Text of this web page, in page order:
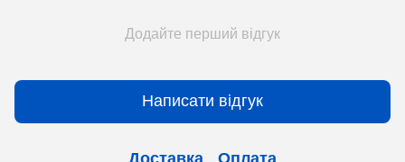
Додайте перший відгук
Написати відгук